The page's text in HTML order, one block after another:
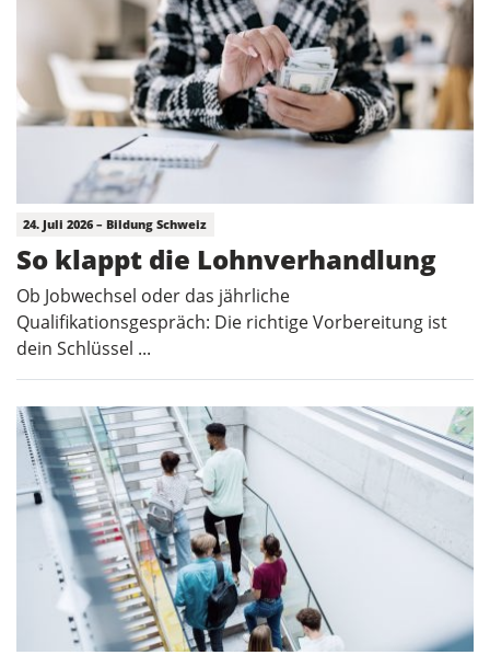
24. Juli 2026 – Bildung Schweiz
So klappt die Lohnverhandlung
Ob Jobwechsel oder das jährliche
Qualifikationsgespräch: Die richtige Vorbereitung ist
dein Schlüssel ...